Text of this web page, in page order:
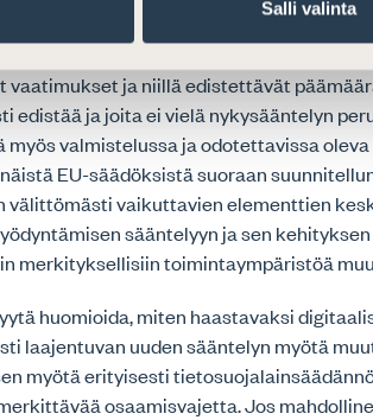
Salli valinta
vaatimukset ja niillä edistettävät
edistää ja joita ei vielä nykysääntelyn
myös valmistelussa ja odotettavissa
EU-säädöksistä suoraan
välittömästi vaikuttavien elementtien
sääntelyyn ja sen
merkityksellisiin toimintaympäristöä
huomioida, miten haastavaksi
laajentuvan uuden sääntelyn myötä
myötä erityisesti
osaamisvajetta. Jos